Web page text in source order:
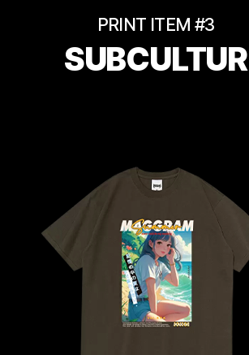
PRINT ITEM #3
SUBCULTUR